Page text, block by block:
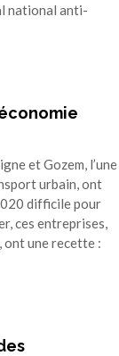
national anti-
et Gozem, l’une
urbain, ont
difficile pour
ces entreprises,
ont une recette :